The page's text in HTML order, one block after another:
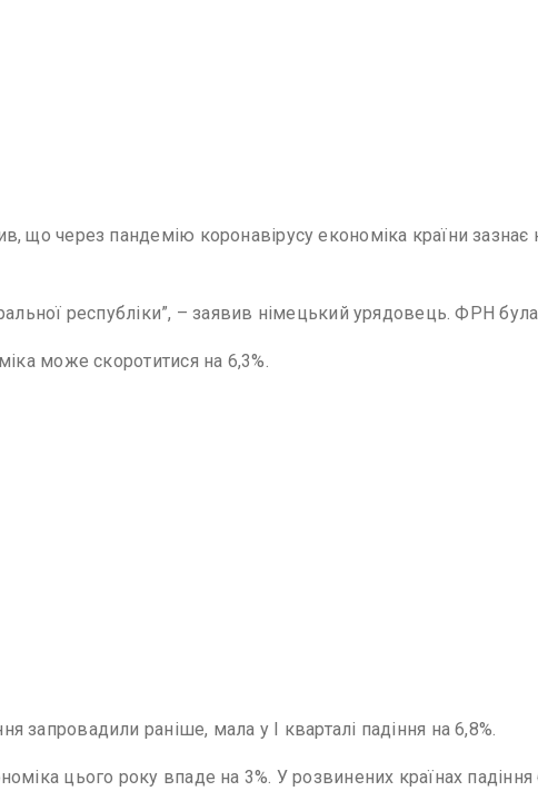
що через пандемію коронавірусу економіка країни зазнає
республіки”, – заявив німецький урядовець. ФРН
може скоротитися на 6,3%.
запровадили раніше, мала у І кварталі падіння на 6,8%.
цього року впаде на 3%. У розвинених країнах